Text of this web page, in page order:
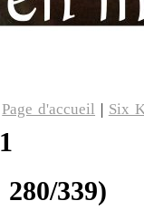
Page d'accueil | Six
339)